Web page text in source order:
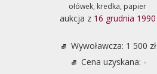
ołówek, kredka, papier
aukcja z 16 grudnia 1990
Wywoławcza: 1 500 zł
Cena uzyskana: -